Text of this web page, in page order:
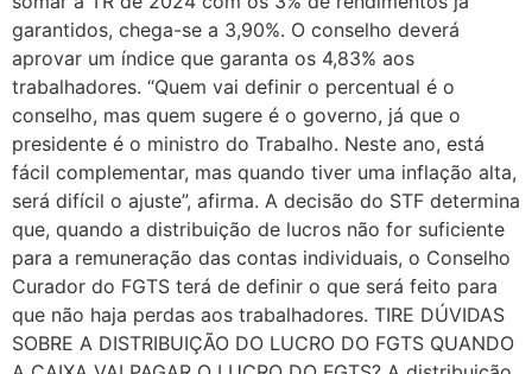
garantidos, chega-se a 3,90%. O conselho deverá
aprovar um índice que garanta os 4,83% aos
trabalhadores. “Quem vai definir o percentual é o
conselho, mas quem sugere é o governo, já que o
presidente é o ministro do Trabalho. Neste ano, está
fácil complementar, mas quando tiver uma inflação alta,
será difícil o ajuste”, afirma. A decisão do STF determina
que, quando a distribuição de lucros não for suficiente
para a remuneração das contas individuais, o Conselho
Curador do FGTS terá de definir o que será feito para
que não haja perdas aos trabalhadores. TIRE DÚVIDAS
SOBRE A DISTRIBUIÇÃO DO LUCRO DO FGTS QUANDO